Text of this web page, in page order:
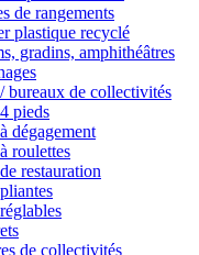
de rangements
plastique recyclé
gradins, amphithéâtres
bureaux de collectivités
pieds
dégagement
roulettes
restauration
de collectivités